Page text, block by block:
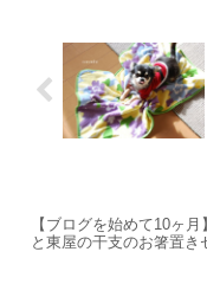
【ブログを始めて10ヶ
と東屋の干支のお箸置き